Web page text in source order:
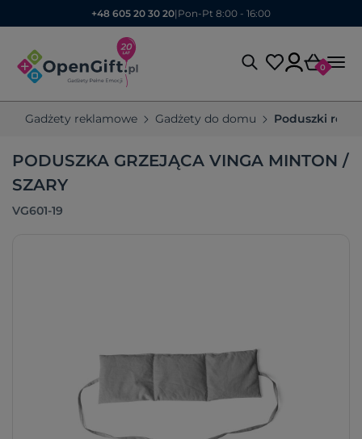
+48 605 20 30 20| Pon-Pt 8:00 - 16:00
0
Gadżety reklamowe Gadżety do domu Poduszki
PODUSZKA GRZEJĄCA VINGA MINTON /
SZARY
VG601-19